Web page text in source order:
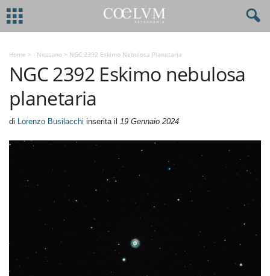
Home > - Nessuno > NGC 2392 Eskimo Nebulosa Planetaria
NGC 2392 Eskimo nebulosa
planetaria
di Lorenzo Busilacchi inserita il 19 Gennaio 2024